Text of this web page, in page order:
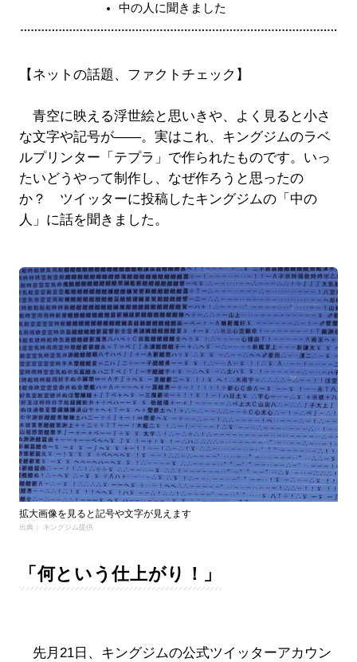
中の人に聞きました
【ネットの話題、ファクトチェック】
青空に映える浮世絵と思いきや、よく見ると小さ
な文字や記号が――。実はこれ、キングジムのラベ
ルプリンター「テプラ」で作られたものです。いっ
たいどうやって制作し、なぜ作ろうと思ったの
か？ ツイッターに投稿したキングジムの「中の
人」に話を聞きました。
拡大画像を見ると記号や文字が見えます
出典： キングジム提供
「何という仕上がり！」
先月21日、キングジムの公式ツイッターアカウン